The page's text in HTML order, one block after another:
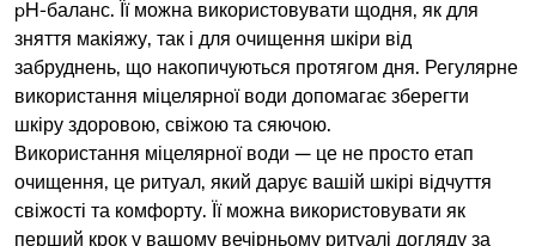
pH-баланс. Її можна використовувати щодня, як для
зняття макіяжу, так і для очищення шкіри від
забруднень, що накопичуються протягом дня. Регулярне
використання міцелярної води допомагає зберегти
шкіру здоровою, свіжою та сяючою.
Використання міцелярної води — це не просто етап
очищення, це ритуал, який дарує вашій шкірі відчуття
свіжості та комфорту. Її можна використовувати як
перший крок у вашому вечірньому ритуалі догляду за